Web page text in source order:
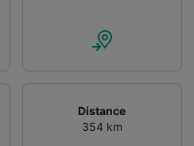
Distance
354 km